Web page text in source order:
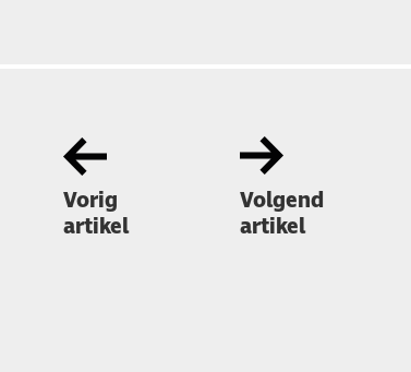
Vorig
artikel
Volgend
artikel